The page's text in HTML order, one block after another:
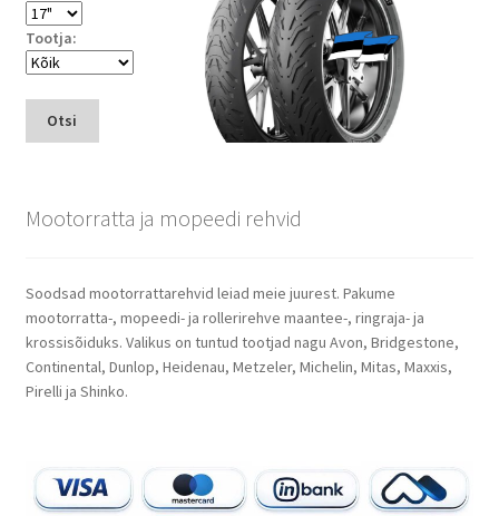
Tootja:
Otsi
Mootorratta ja mopeedi rehvid
Soodsad mootorrattarehvid leiad meie juurest. Pakume
mootorratta-, mopeedi- ja rollerirehve maantee-, ringraja- ja
krossisõiduks. Valikus on tuntud tootjad nagu Avon, Bridgestone,
Continental, Dunlop, Heidenau, Metzeler, Michelin, Mitas, Maxxis,
Pirelli ja Shinko.